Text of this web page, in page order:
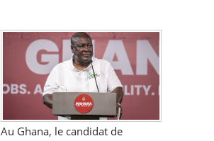
Au Ghana, le candidat de